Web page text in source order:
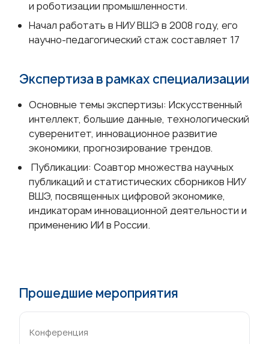
и роботизации промышленности.
Начал работать в НИУ ВШЭ в 2008 году, его
научно-педагогический стаж составляет 17
Экспертиза в рамках специализации
Основные темы экспертизы: Искусственный
интеллект, большие данные, технологический
суверенитет, инновационное развитие
экономики, прогнозирование трендов.
Публикации: Соавтор множества научных
публикаций и статистических сборников НИУ
ВШЭ, посвященных цифровой экономике,
индикаторам инновационной деятельности и
применению ИИ в России.
Прошедшие мероприятия
Конференция